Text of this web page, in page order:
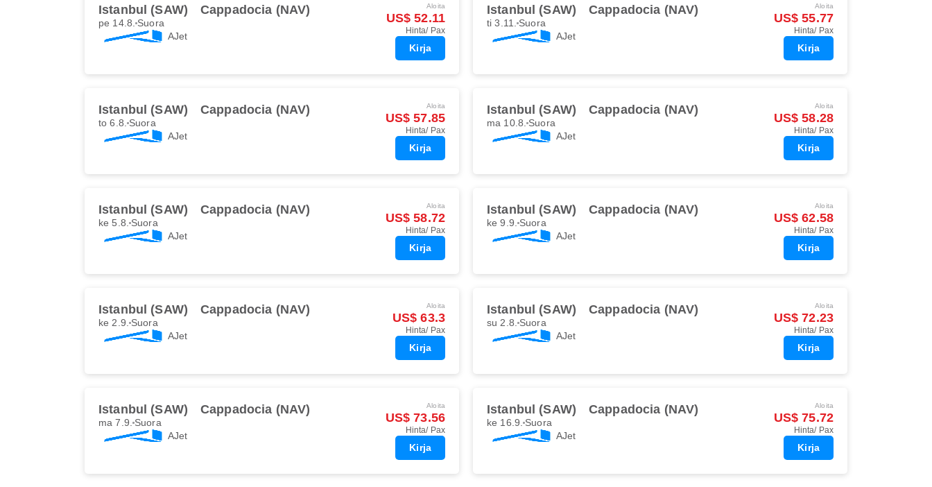
Istanbul (SAW) Cappadocia (NAV)
pe 14.8. Suora
AJet
Aloita
US$ 52.11
Hinta/ Pax
Kirja
Istanbul (SAW) Cappadocia (NAV)
ti 3.11. Suora
AJet
Aloita
US$ 55.77
Hinta/ Pax
Kirja
Istanbul (SAW) Cappadocia (NAV)
to 6.8. Suora
AJet
Aloita
US$ 57.85
Hinta/ Pax
Kirja
Istanbul (SAW) Cappadocia (NAV)
ma 10.8. Suora
AJet
Aloita
US$ 58.28
Hinta/ Pax
Kirja
Istanbul (SAW) Cappadocia (NAV)
ke 5.8. Suora
AJet
Aloita
US$ 58.72
Hinta/ Pax
Kirja
Istanbul (SAW) Cappadocia (NAV)
ke 9.9. Suora
AJet
Aloita
US$ 62.58
Hinta/ Pax
Kirja
Istanbul (SAW) Cappadocia (NAV)
ke 2.9. Suora
AJet
Aloita
US$ 63.3
Hinta/ Pax
Kirja
Istanbul (SAW) Cappadocia (NAV)
su 2.8. Suora
AJet
Aloita
US$ 72.23
Hinta/ Pax
Kirja
Istanbul (SAW) Cappadocia (NAV)
ma 7.9. Suora
AJet
Aloita
US$ 73.56
Hinta/ Pax
Kirja
Istanbul (SAW) Cappadocia (NAV)
ke 16.9. Suora
AJet
Aloita
US$ 75.72
Hinta/ Pax
Kirja